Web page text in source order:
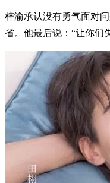
梓渝承认没有勇气面对
省。他最后说：“让你们